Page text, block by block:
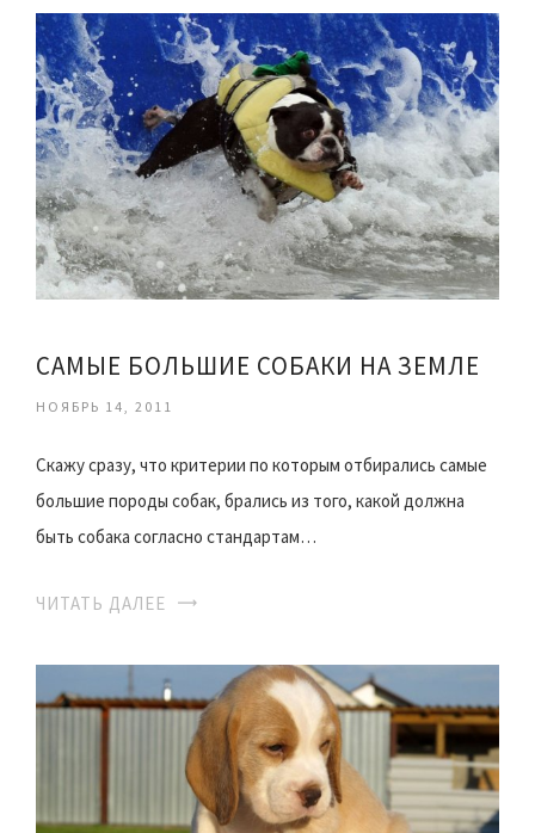
САМЫЕ БОЛЬШИЕ СОБАКИ НА ЗЕМЛЕ
НОЯБРЬ 14, 2011
Скажу сразу, что критерии по которым отбирались самые
большие породы собак, брались из того, какой должна
быть собака согласно стандартам…
ЧИТАТЬ ДАЛЕЕ